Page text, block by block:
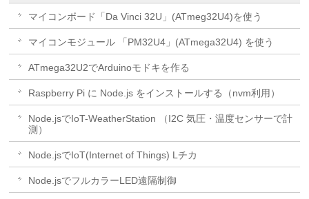
マイコンボード「Da Vinci 32U」(ATmeg32U4)を使う
マイコンモジュール 「PM32U4」(ATmega32U4) を使う
ATmega32U2でArduinoモドキを作る
Raspberry Pi に Node.js をインストールする（nvm利用）
Node.jsでIoT-WeatherStation （I2C 気圧・温度センサーで計
測）
Node.jsでIoT(Internet of Things) Lチカ
Node.jsでフルカラーLED遠隔制御